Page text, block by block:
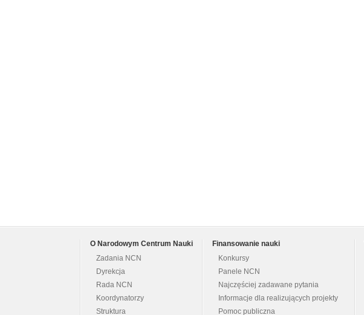
O Narodowym Centrum Nauki
Zadania NCN
Dyrekcja
Rada NCN
Koordynatorzy
Struktura
Finansowanie nauki
Konkursy
Panele NCN
Najczęściej zadawane pytania
Informacje dla realizujących projekty
Pomoc publiczna